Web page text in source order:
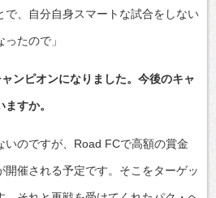
で、自分自身スマートな試合をしない
たので」
ンピオンになりました。今後のキャ
すか。
いのですが、Road FCで高額の賞金
催される予定です。そこをターゲッ